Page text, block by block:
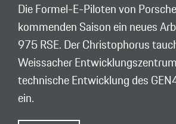
Die Formel-E-Piloten von
kommenden Saison ein neues
975 RSE. Der Christophorus
Weissacher
technische Entwicklung des
ein.